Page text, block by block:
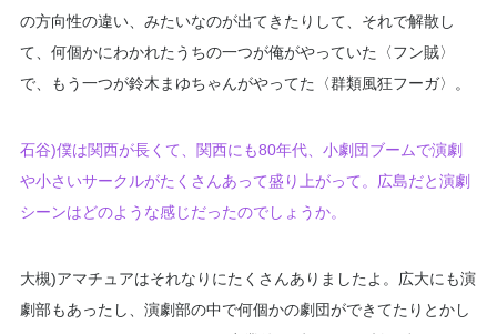
の方向性の違い、みたいなのが出てきたりして、それで解散し
て、何個かにわかれたうちの一つが俺がやっていた〈フン賊〉
で、もう一つが鈴木まゆちゃんがやってた〈群類風狂フーガ〉。
石谷)僕は関西が長くて、関西にも80年代、小劇団ブームで演劇
や小さいサークルがたくさんあって盛り上がって。広島だと演劇
シーンはどのような感じだったのでしょうか。
大槻)アマチュアはそれなりにたくさんありましたよ。広大にも演
劇部もあったし、演劇部の中で何個かの劇団ができてたりとかし